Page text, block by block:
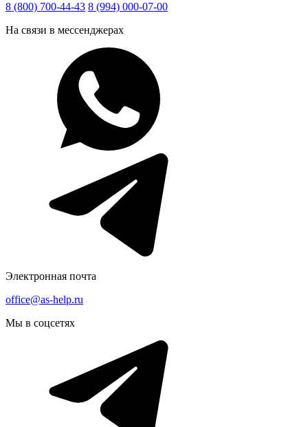
8 (800) 700-44-43 8 (994) 000-07-00
На связи в мессенджерах
Электронная почта
office@as-help.ru
Мы в соцсетях